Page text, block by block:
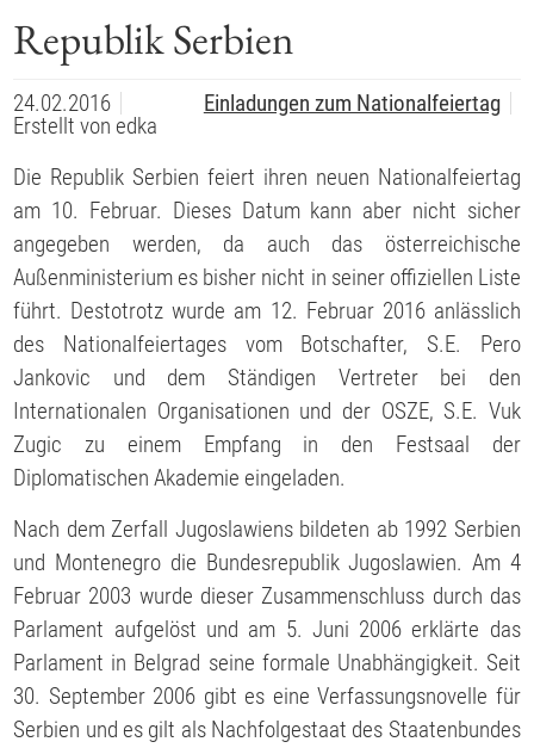
Republik Serbien
24.02.2016
Einladungen zum Nationalfeiertag
Erstellt von edka
Die Republik Serbien feiert ihren neuen Nationalfeiertag
am 10. Februar. Dieses Datum kann aber nicht sicher
angegeben werden, da auch das österreichische
Außenministerium es bisher nicht in seiner offiziellen Liste
führt. Destotrotz wurde am 12. Februar 2016 anlässlich
des Nationalfeiertages vom Botschafter, S.E. Pero
Jankovic und dem Ständigen Vertreter bei den
Internationalen Organisationen und der OSZE, S.E. Vuk
Zugic zu einem Empfang in den Festsaal der
Diplomatischen Akademie eingeladen.
Nach dem Zerfall Jugoslawiens bildeten ab 1992 Serbien
und Montenegro die Bundesrepublik Jugoslawien. Am 4
Februar 2003 wurde dieser Zusammenschluss durch das
Parlament aufgelöst und am 5. Juni 2006 erklärte das
Parlament in Belgrad seine formale Unabhängigkeit. Seit
30. September 2006 gibt es eine Verfassungsnovelle für
Serbien und es gilt als Nachfolgestaat des Staatenbundes